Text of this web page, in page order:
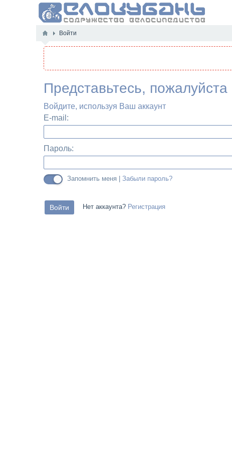
Войти
Представьтесь, пожалуйста
Войдите, используя Ваш аккаунт
E-mail:
Пароль:
Запомнить меня | Забыли пароль?
Нет аккаунта? Регистрация